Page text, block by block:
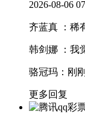
2026-08-06
齐蓝真 ：稀
韩剑娜 ：
骆冠玛 ：刚
更多回复